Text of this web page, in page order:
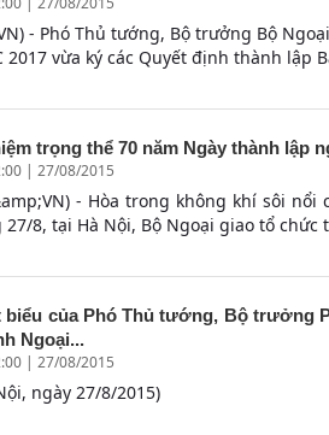
- Phó Thủ tướng, Bộ trưởng Bộ
2017 vừa ký các Quyết định thành lập
trọng thể 70 năm Ngày thành lập
| 27/08/2015
- Hòa trong không khí sôi
27/8, tại Hà Nội, Bộ Ngoại giao tổ chức
biểu của Phó Thủ tướng, Bộ trưởng
Ngoại...
| 27/08/2015
ngày 27/8/2015)